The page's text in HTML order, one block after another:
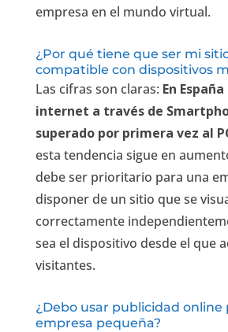
empresa en el mundo virtual.
¿Por qué tiene que ser mi
compatible con dispositivos
Las cifras son claras: En
internet a través de
superado por primera vez al
esta tendencia sigue en
debe ser prioritario para una
disponer de un sitio que se
correctamente
sea el dispositivo desde el que
visitantes.
¿Debo usar publicidad online
empresa pequeña?